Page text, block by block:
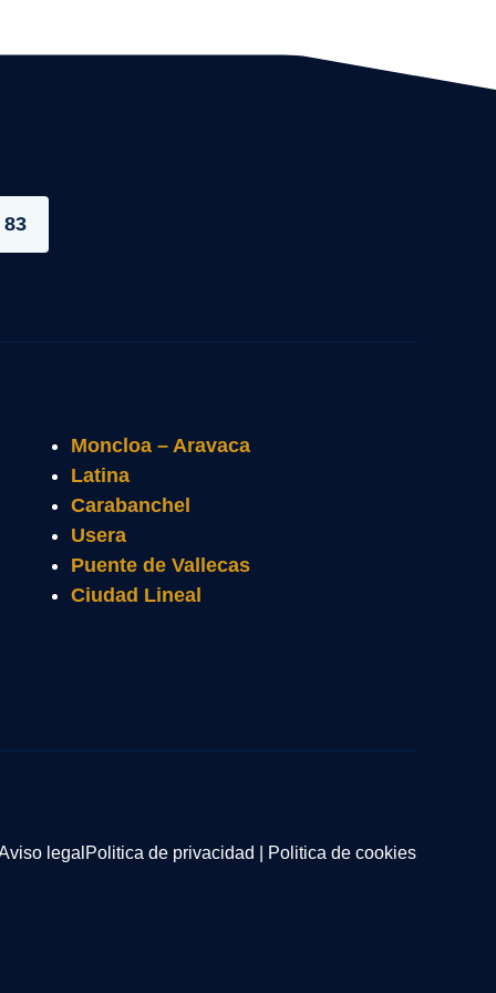
83
Moncloa – Aravaca
Latina
Carabanchel
Usera
Puente de Vallecas
Ciudad Lineal
legal Politica de privacidad Politica de cookies